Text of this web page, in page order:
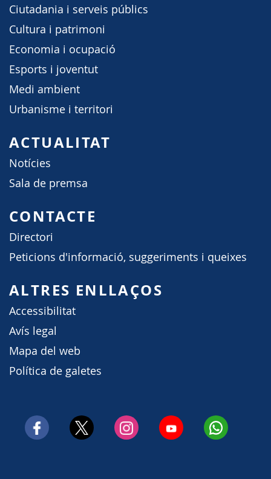
Ciutadania i serveis públics
Cultura i patrimoni
Economia i ocupació
Esports i joventut
Medi ambient
Urbanisme i territori
ACTUALITAT
Notícies
Sala de premsa
CONTACTE
Directori
Peticions d'informació, suggeriments i queixes
ALTRES ENLLAÇOS
Accessibilitat
Avís legal
Mapa del web
Política de galetes